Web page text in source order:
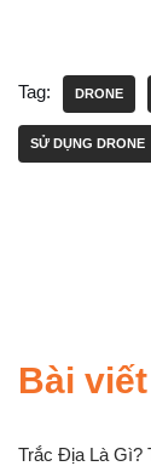
e
b
o
e
st
Tag: DRONE
SỬ DỤNG DRONE
Bài
Trắc Địa Là Gì?